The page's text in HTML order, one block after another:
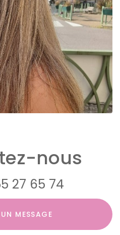
nous
27 65 74
MESSAGE